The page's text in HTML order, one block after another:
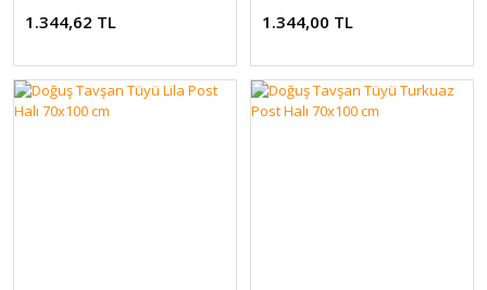
1.344,62 TL 1.344,00 TL